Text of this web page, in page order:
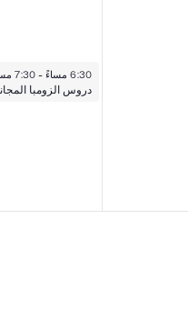
18 سبتمبر 2025
6:30 مساءً - 7:30 مساءً
دروس الزومبا